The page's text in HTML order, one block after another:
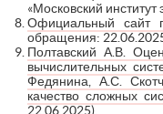
«Московский
Официальный сайт
обращения:
Полтавский А.В.
вычислительных
Федянина, А.С.
качество сложных
22.06.2025).